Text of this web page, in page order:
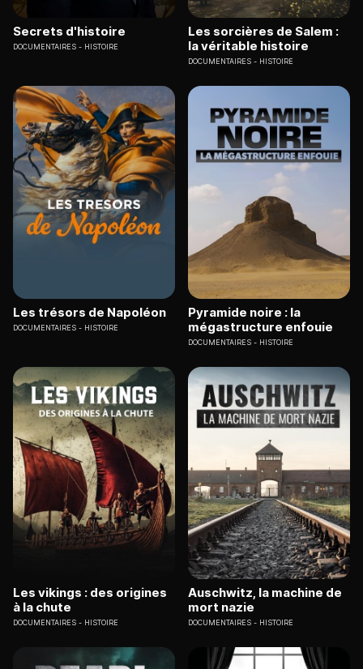
Secrets d'histoire
DOCUMENTAIRES HISTOIRE
Les sorcières de Salem :
la véritable histoire
DOCUMENTAIRES HISTOIRE
Les trésors de Napoléon
DOCUMENTAIRES HISTOIRE
Pyramide noire : la
mégastructure enfouie
DOCUMENTAIRES HISTOIRE
Les vikings : des origines
à la chute
DOCUMENTAIRES HISTOIRE
Auschwitz, la machine de
mort nazie
DOCUMENTAIRES HISTOIRE